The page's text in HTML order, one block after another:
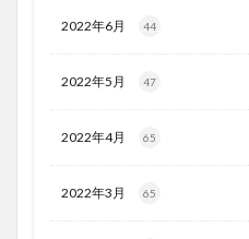
2022年6月 44
2022年5月 47
2022年4月 65
2022年3月 65